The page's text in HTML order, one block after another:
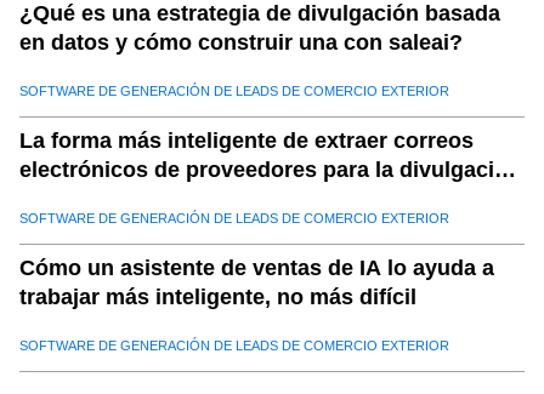
¿Qué es una estrategia de divulgación basada
en datos y cómo construir una con saleai?
SOFTWARE DE GENERACIÓN DE LEADS DE COMERCIO EXTERIOR
La forma más inteligente de extraer correos
electrónicos de proveedores para la divulgación
SOFTWARE DE GENERACIÓN DE LEADS DE COMERCIO EXTERIOR
Cómo un asistente de ventas de IA lo ayuda a
trabajar más inteligente, no más difícil
SOFTWARE DE GENERACIÓN DE LEADS DE COMERCIO EXTERIOR